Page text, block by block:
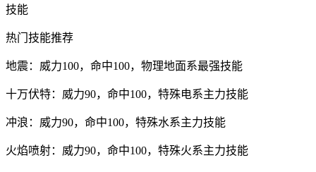
技能
热门技能推荐
地震：威力100，命中100，物理地面系最强技能
十万伏特：威力90，命中100，特殊电系主力技能
冲浪：威力90，命中100，特殊水系主力技能
火焰喷射：威力90，命中100，特殊火系主力技能